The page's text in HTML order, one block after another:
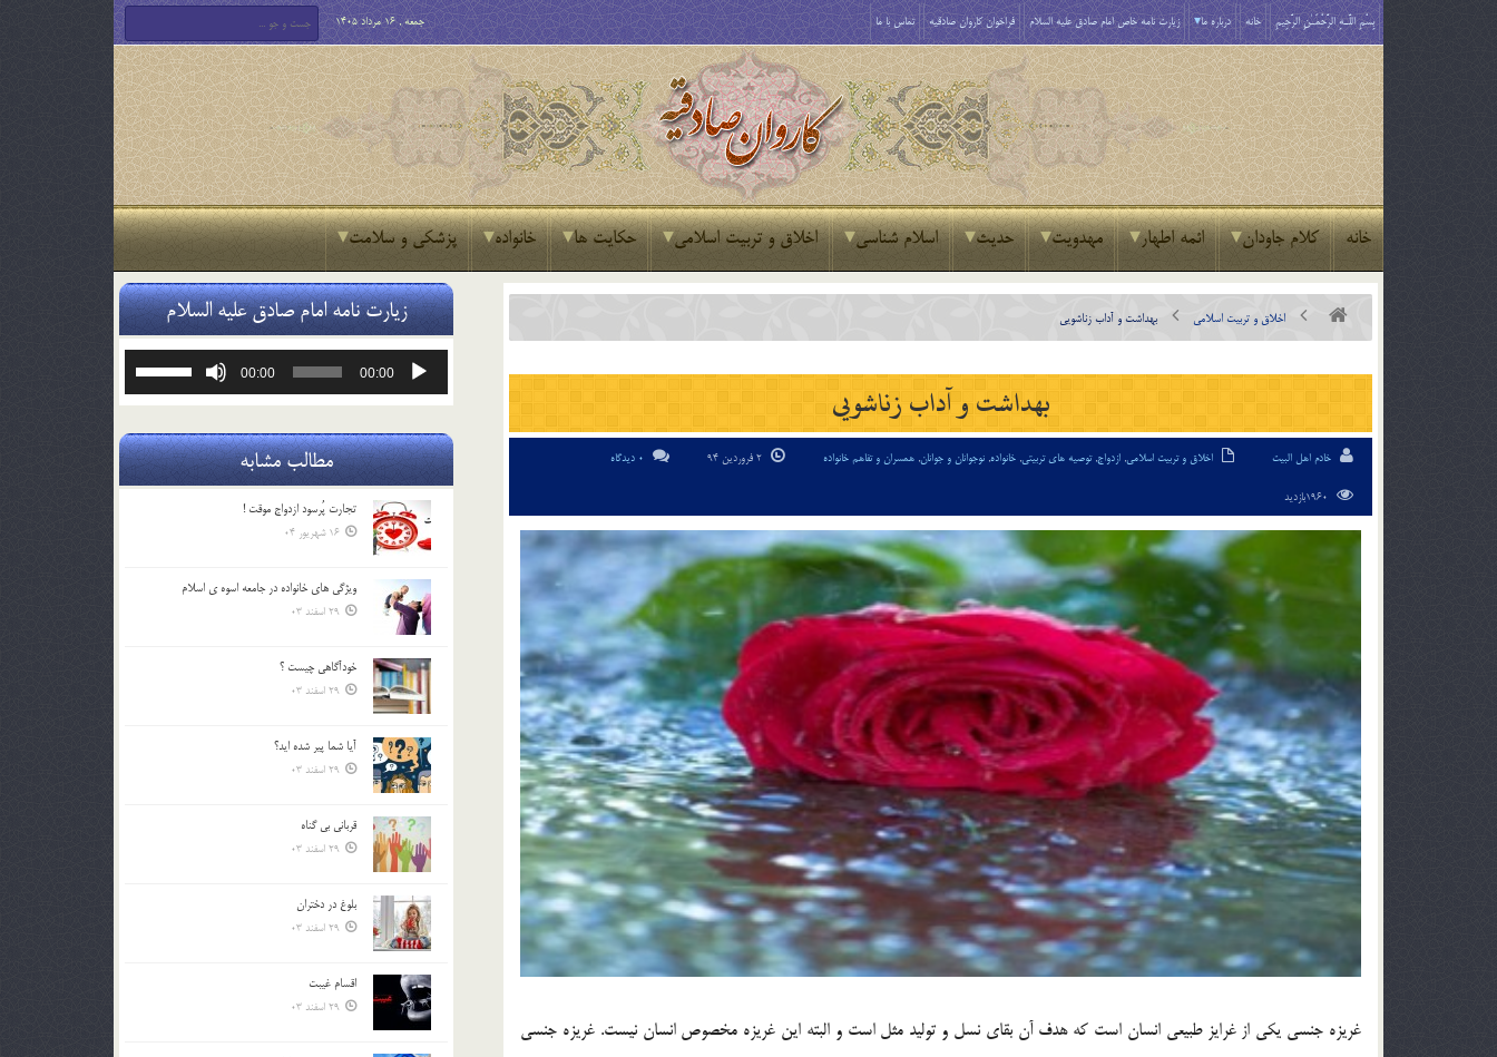
بِسْمِ اللَّـهِ الرَّحْمَـٰنِ الرَّحِيمِ خانه درباره ما زیارت نامه خاص امام صادق علیه السلام فراخوان کاروان صادقیه تماس با ما جمعه , 16 مرداد 1405
خانه کلام جاودان ائمه اطهار مهدویت حدیث اسلام شناسی اخلاق و تربیت اسلامی حکایت ها خانواده پزشکی و سلامت
اخلاق و تربیت اسلامی بهداشت و آداب زناشويی
بهداشت و آداب زناشويی
خادم اهل البیت اخلاق و تربیت اسلامی, ازدواج,توصیه های تربیتی, خانواده, نوجوانان و جوانان, همسران و تفاهم خانواده 0 دیدگاه
غريزه جنسي يکي از غرايز طبيعي انسان است که هدف آن بقاي نسل و توليد مثل است و البته اين غريزه مخصوص انسان نيست. غريزه جنسي
زیارت نامه امام صادق علیه السلام
پخش‌کننده
00:00
00:00
یا
صدا
کلیدهای
مطالب مشابه
تجارت پُرسود ازدواج موقت !
16 شهریور 04
ويژگي هاي خانواده در جامعه اسوه ي اسلام
29 اسفند 03
خودآگاهى چيست ؟
29 اسفند 03
آیا شما پیر شده اید؟
29 اسفند 03
قرباني بي گناه
29 اسفند 03
بلوغ در دختران
29 اسفند 03
اقسام غيبت
29 اسفند 03